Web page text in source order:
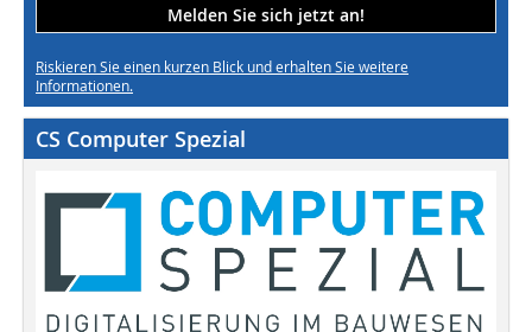
Melden Sie sich jetzt an!
Riskieren Sie einen kurzen Blick und erhalten Sie weitere
Informationen.
CS Computer Spezial